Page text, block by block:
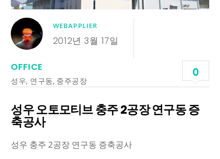
WEBAPPLIER
2012년 3월 17일
OFFICE
성우, 연구동, 중주공장
0
성우 오토모티브 충주 2공장 연구동 증
축공사
성우 충주 2공장 연구동 증축공사